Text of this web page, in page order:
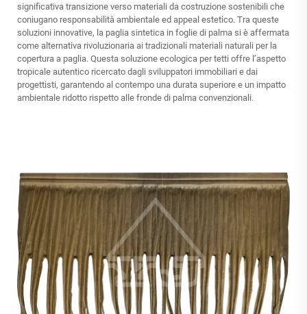
significativa transizione verso materiali da costruzione sostenibili che
coniugano responsabilità ambientale ed appeal estetico. Tra queste
soluzioni innovative, la paglia sintetica in foglie di palma si è affermata
come alternativa rivoluzionaria ai tradizionali materiali naturali per la
copertura a paglia. Questa soluzione ecologica per tetti offre l’aspetto
tropicale autentico ricercato dagli sviluppatori immobiliari e dai
progettisti, garantendo al contempo una durata superiore e un impatto
ambientale ridotto rispetto alle fronde di palma convenzionali.